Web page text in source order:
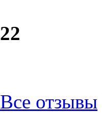
22
Все отзывы